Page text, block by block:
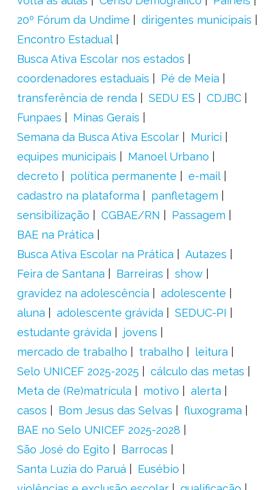
20º Fórum da Undime
dirigentes municipais
Encontro Estadual
Busca Ativa Escolar nos estados
coordenadores estaduais
Pé de Meia
transferência de renda
SEDU ES
CDJBC
Funpaes
Minas Gerais
Semana da Busca Ativa Escolar
Murici
equipes municipais
Manoel Urbano
decreto
política permanente
e-mail
cadastro na plataforma
panfletagem
sensibilização
CGBAE/RN
Passagem
BAE na Prática
Busca Ativa Escolar na Prática
Autazes
Feira de Santana
Barreiras
show
gravidez na adolescência
adolescente
aluna
adolescente grávida
SEDUC-PI
estudante grávida
jovens
mercado de trabalho
trabalho
leitura
Selo UNICEF 2025-2025
cálculo das metas
Meta de (Re)matrícula
motivo
alerta
casos
Bom Jesus das Selvas
fluxograma
BAE no Selo UNICEF 2025-2028
São José do Egito
Barrocas
Santa Luzia do Paruá
Eusébio